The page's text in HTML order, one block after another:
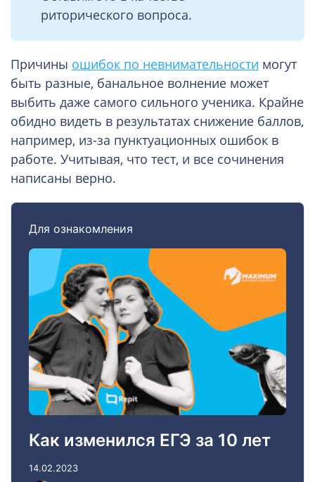
риторического вопроса.
Причины ошибок по невнимательности могут
быть разные, банальное волнение может
выбить даже самого сильного ученика. Крайне
обидно видеть в результатах снижение баллов,
например, из-за пунктуационных ошибок в
работе. Учитывая, что тест, и все сочинения
написаны верно.